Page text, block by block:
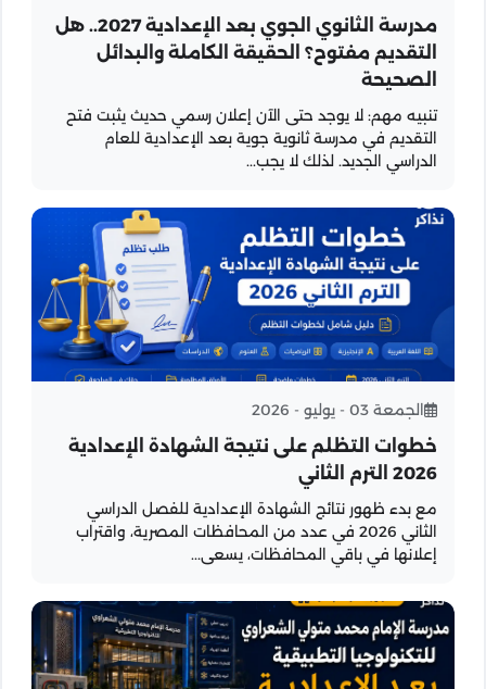
مدرسة الثانوي الجوي بعد الإعدادية 2027.. هل
التقديم مفتوح؟ الحقيقة الكاملة والبدائل
الصحيحة
تنبيه مهم: لا يوجد حتى الآن إعلان رسمي حديث يثبت فتح
التقديم في مدرسة ثانوية جوية بعد الإعدادية للعام
الدراسي الجديد. لذلك لا يجب...
الجمعة 03 - يوليو - 2026
خطوات التظلم على نتيجة الشهادة الإعدادية
2026 الترم الثاني
مع بدء ظهور نتائج الشهادة الإعدادية للفصل الدراسي
الثاني 2026 في عدد من المحافظات المصرية، واقتراب
إعلانها في باقي المحافظات، يسعى...